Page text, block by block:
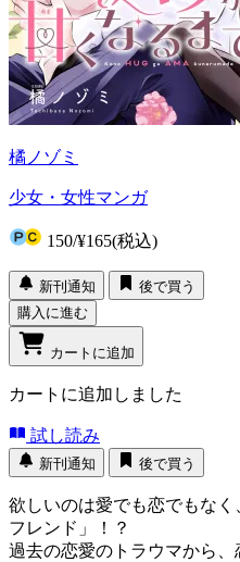
橘ノゾミ
少女・女性マンガ
150/¥165(税込)
新刊通知
後で買う
購入に進む
カートに追加
カートに追加しました
試し読み
新刊通知 後で買う
欲しいのは愛でも恋でもな
フレンド」！？
過去の恋愛のトラウマから